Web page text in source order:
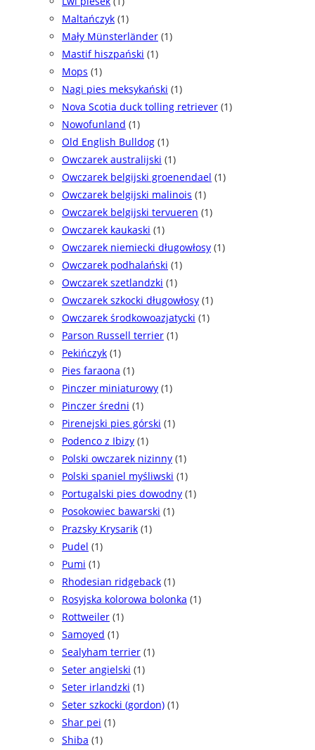
Maltańczyk (1)
Mały Münsterländer (1)
Mastif hiszpański (1)
Mops (1)
Nagi pies meksykański (1)
Nova Scotia duck tolling retriever (1)
Nowofunland (1)
Old English Bulldog (1)
Owczarek australijski (1)
Owczarek belgijski groenendael (1)
Owczarek belgijski malinois (1)
Owczarek belgijski tervueren (1)
Owczarek kaukaski (1)
Owczarek niemiecki długowłosy (1)
Owczarek podhalański (1)
Owczarek szetlandzki (1)
Owczarek szkocki długowłosy (1)
Owczarek środkowoazjatycki (1)
Parson Russell terrier (1)
Pekińczyk (1)
Pies faraona (1)
Pinczer miniaturowy (1)
Pinczer średni (1)
Pirenejski pies górski (1)
Podenco z Ibizy (1)
Polski owczarek nizinny (1)
Polski spaniel myśliwski (1)
Portugalski pies dowodny (1)
Posokowiec bawarski (1)
Prazsky Krysarik (1)
Pudel (1)
Pumi (1)
Rhodesian ridgeback (1)
Rosyjska kolorowa bolonka (1)
Rottweiler (1)
Samoyed (1)
Sealyham terrier (1)
Seter angielski (1)
Seter irlandzki (1)
Seter szkocki (gordon) (1)
Shar pei (1)
Shiba (1)